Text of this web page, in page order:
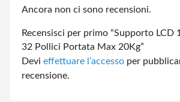
Ancora non ci sono recensioni.
Recensisci per primo “Supporto LCD
32 Pollici Portata Max 20Kg”
Devi effettuare l’accesso per
recensione.